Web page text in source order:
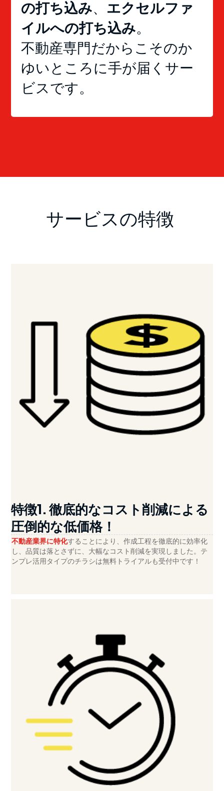
の打ち込み、 エクセルファ
イルへの打ち込み。
不動産専門だからこそのか
ゆいところに手が届くサー
ビスです。
サービスの特徴
特徴1. 徹底的なコスト削減による
圧倒的な低価格！
不動産業界に特化することにより、作成工程を徹底的に効率化
し、品質は落とさずに、大幅なコスト削減を実現しました。テ
ンプレ活用タイプのチラシは無料トライアルも受付中です！